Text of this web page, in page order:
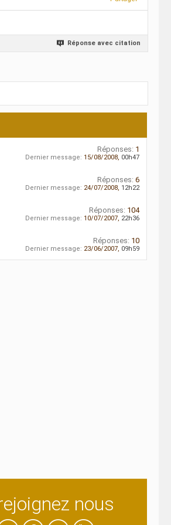
Réponse avec citation
Réponses: 1
Dernier message: 15/08/2008, 00h47
Réponses: 6
Dernier message: 24/07/2008, 12h22
Réponses: 104
Dernier message: 10/07/2007, 22h36
Réponses: 10
Dernier message: 23/06/2007, 09h59
nous